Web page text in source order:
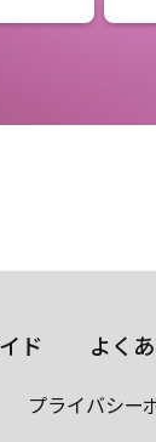
ド よく
プライバシー